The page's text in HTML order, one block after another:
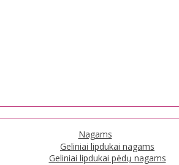
Nagams
Geliniai lipdukai nagams
Geliniai lipdukai pėdų nagams